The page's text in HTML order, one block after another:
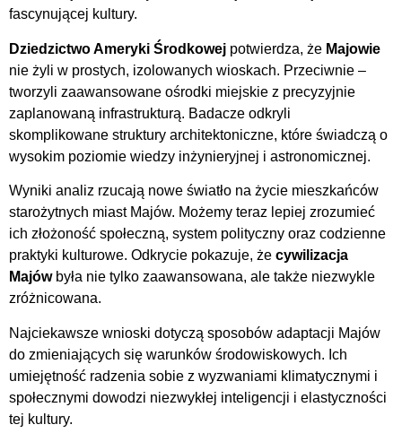
fascynującej kultury.
Dziedzictwo Ameryki Środkowej potwierdza, że Majowie
nie żyli w prostych, izolowanych wioskach. Przeciwnie –
tworzyli zaawansowane ośrodki miejskie z precyzyjnie
zaplanowaną infrastrukturą. Badacze odkryli
skomplikowane struktury architektoniczne, które świadczą o
wysokim poziomie wiedzy inżynieryjnej i astronomicznej.
Wyniki analiz rzucają nowe światło na życie mieszkańców
starożytnych miast Majów. Możemy teraz lepiej zrozumieć
ich złożoność społeczną, system polityczny oraz codzienne
praktyki kulturowe. Odkrycie pokazuje, że cywilizacja
Majówbyła nie tylko zaawansowana, ale także niezwykle
zróżnicowana.
Najciekawsze wnioski dotyczą sposobów adaptacji Majów
do zmieniających się warunków środowiskowych. Ich
umiejętność radzenia sobie z wyzwaniami klimatycznymi i
społecznymi dowodzi niezwykłej inteligencji i elastyczności
tej kultury.